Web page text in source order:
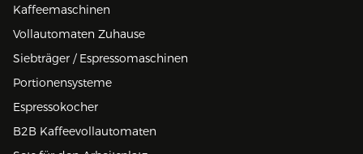
Kaffeemaschinen
Vollautomaten Zuhause
Siebträger / Espressomaschinen
Portionensysteme
Espressokocher
B2B Kaffeevollautomaten